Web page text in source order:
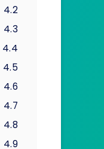
4.2
4.3
4.4
4.5
4.6
4.7
4.8
4.9